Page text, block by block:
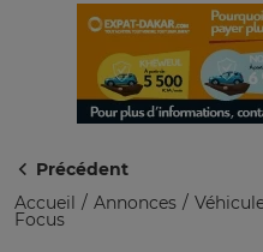
Précédent
Accueil
Annonces
Focus